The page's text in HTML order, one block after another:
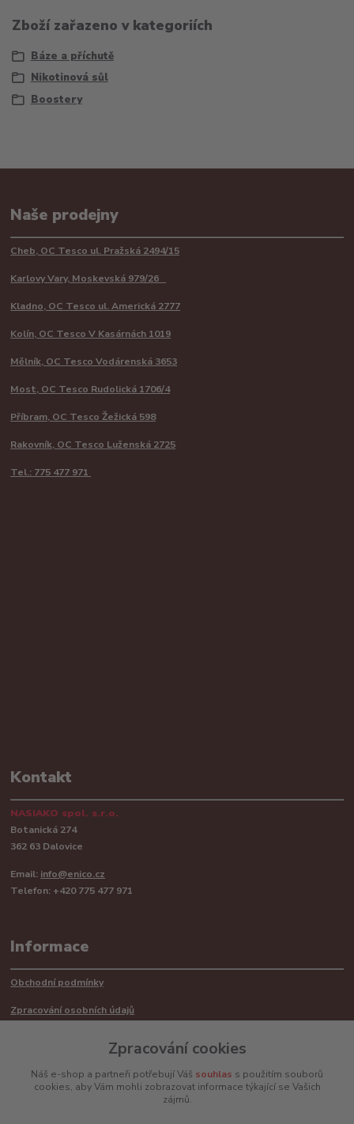
Zboží zařazeno v kategoriích
Báze a příchutě
Nikotinová sůl
Boostery
Naše prodejny
Cheb, OC Tesco ul. Pražská 2494/15
Karlovy Vary, Moskevská 979/26
Kladno, OC Tesco ul. Americká 2777
Kolín, OC Tesco V Kasárnách 1019
Mělník, OC Tesco Vodárenská 3653
Most, OC Tesco Rudolická 1706/4
Příbram, OC Tesco Žežická 598
Rakovník, OC Tesco Luženská 2725
Tel.: 775 477 971
Kontakt
NASIAKO spol. s.r.o.
Botanická 274
362 63 Dalovice
Email: info@enico.cz
Telefon: +420 775 477 971
Informace
Obchodní podmínky
Zpracování osobních údajů
Mimosoudní řešení sporů ADR
Zpracování cookies
Náš e-shop a partneři potřebují Váš souhlas s použitím souborů
cookies, aby Vám mohli zobrazovat informace týkající se Vašich
zájmů.